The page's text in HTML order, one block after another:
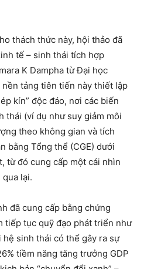
thách thức này, hội thảo đã
tế – sinh thái tích hợp
K Dampha từ Đại học
tảng tiên tiến này thiết lập
kín” độc đáo, nơi các biến
thái (ví dụ như suy giảm môi
theo không gian và tích
bằng Tổng thể (CGE) dưới
từ đó cung cấp một cái nhìn
lại.
đã cung cấp bằng chứng
tiếp tục quỹ đạo phát triển như
sinh thái có thể gây ra sự
tiềm năng tăng trưởng GDP